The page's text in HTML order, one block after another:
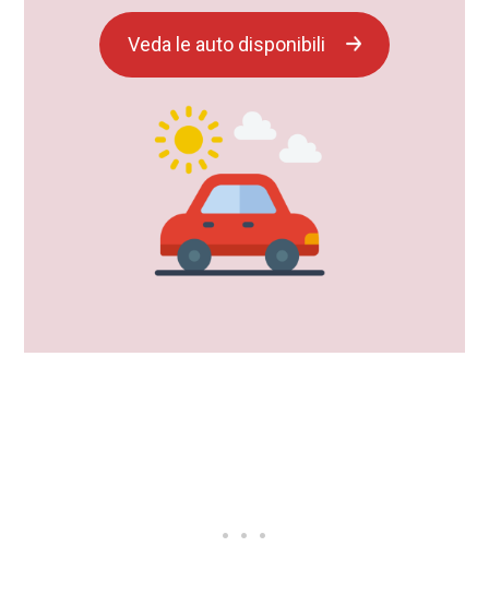
Veda le auto disponibili